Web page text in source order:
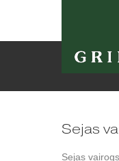
Sejas
Sejas